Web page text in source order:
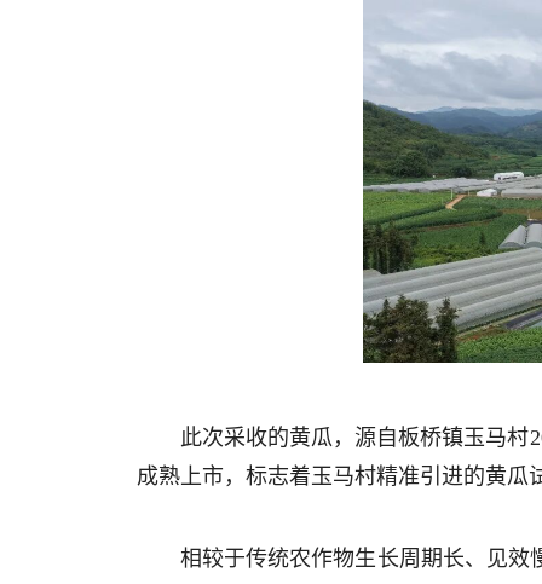
此次采收的黄瓜，源自板桥镇玉马村
成熟上市，标志着玉马村精准引进的黄瓜
相较于传统农作物生长周期长、见效